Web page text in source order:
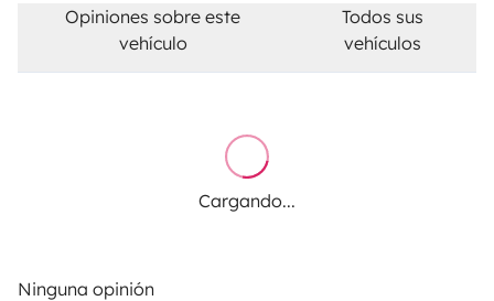
Opiniones sobre este
vehículo
Todos sus
vehículos
Cargando...
Ninguna opinión